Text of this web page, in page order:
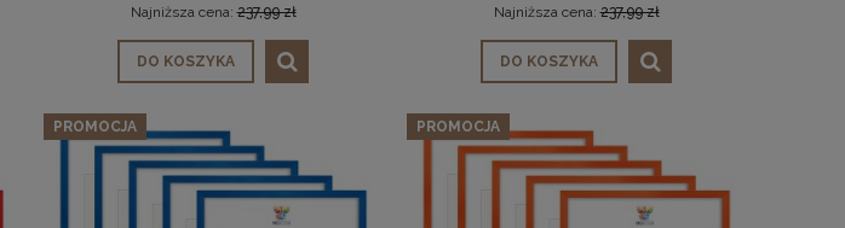
Najniższa cena:237,99 zł
DO KOSZYKA
Najniższa cena:237,99 zł
DO KOSZYKA
PROMOCJA PROMOCJA